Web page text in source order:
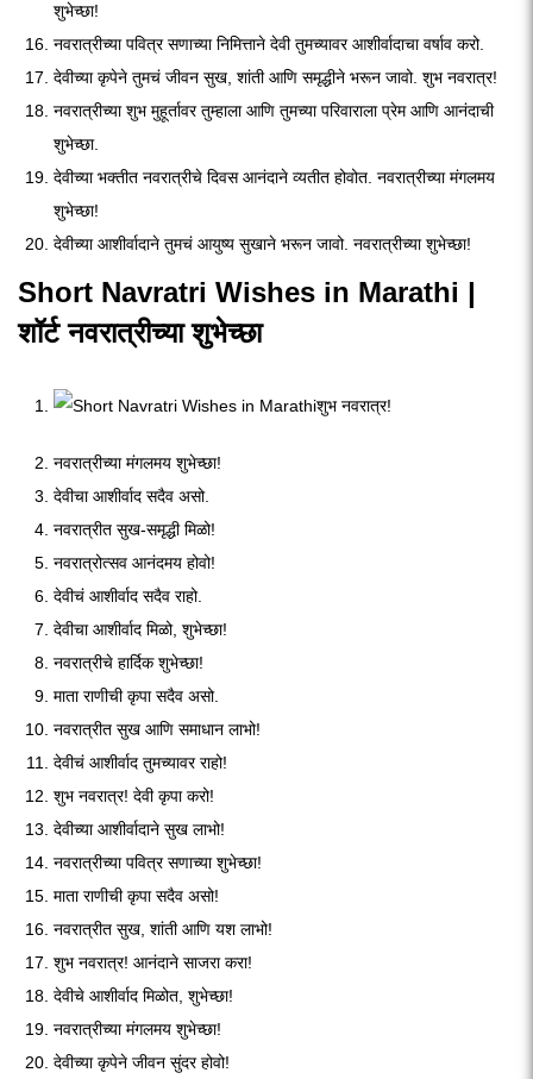
शुभेच्छा!
नवरात्रीच्या पवित्र सणाच्या निमित्ताने देवी तुमच्यावर आशीर्वादाचा वर्षाव करो.
देवीच्या कृपेने तुमचं जीवन सुख, शांती आणि समृद्धीने भरून जावो. शुभ नवरात्र!
नवरात्रीच्या शुभ मुहूर्तावर तुम्हाला आणि तुमच्या परिवाराला प्रेम आणि आनंदाची
शुभेच्छा.
देवीच्या भक्तीत नवरात्रीचे दिवस आनंदाने व्यतीत होवोत. नवरात्रीच्या मंगलमय
शुभेच्छा!
देवीच्या आशीर्वादाने तुमचं आयुष्य सुखाने भरून जावो. नवरात्रीच्या शुभेच्छा!
Short Navratri Wishes in Marathi |
शॉर्ट नवरात्रीच्या शुभेच्छा
शुभ नवरात्र!
नवरात्रीच्या मंगलमय शुभेच्छा!
देवीचा आशीर्वाद सदैव असो.
नवरात्रीत सुख-समृद्धी मिळो!
नवरात्रोत्सव आनंदमय होवो!
देवीचं आशीर्वाद सदैव राहो.
देवीचा आशीर्वाद मिळो, शुभेच्छा!
नवरात्रीचे हार्दिक शुभेच्छा!
माता राणीची कृपा सदैव असो.
नवरात्रीत सुख आणि समाधान लाभो!
देवीचं आशीर्वाद तुमच्यावर राहो!
शुभ नवरात्र! देवी कृपा करो!
देवीच्या आशीर्वादाने सुख लाभो!
नवरात्रीच्या पवित्र सणाच्या शुभेच्छा!
माता राणीची कृपा सदैव असो!
नवरात्रीत सुख, शांती आणि यश लाभो!
शुभ नवरात्र! आनंदाने साजरा करा!
देवीचे आशीर्वाद मिळोत, शुभेच्छा!
नवरात्रीच्या मंगलमय शुभेच्छा!
देवीच्या कृपेने जीवन सुंदर होवो!